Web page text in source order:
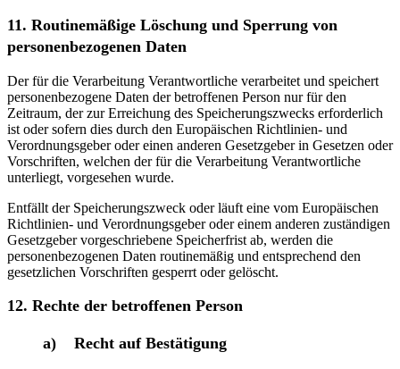
11. Routinemäßige Löschung und Sperrung von
personenbezogenen Daten
Der für die Verarbeitung Verantwortliche verarbeitet und speichert
personenbezogene Daten der betroffenen Person nur für den
Zeitraum, der zur Erreichung des Speicherungszwecks erforderlich
ist oder sofern dies durch den Europäischen Richtlinien- und
Verordnungsgeber oder einen anderen Gesetzgeber in Gesetzen oder
Vorschriften, welchen der für die Verarbeitung Verantwortliche
unterliegt, vorgesehen wurde.
Entfällt der Speicherungszweck oder läuft eine vom Europäischen
Richtlinien- und Verordnungsgeber oder einem anderen zuständigen
Gesetzgeber vorgeschriebene Speicherfrist ab, werden die
personenbezogenen Daten routinemäßig und entsprechend den
gesetzlichen Vorschriften gesperrt oder gelöscht.
12. Rechte der betroffenen Person
a) Recht auf Bestätigung